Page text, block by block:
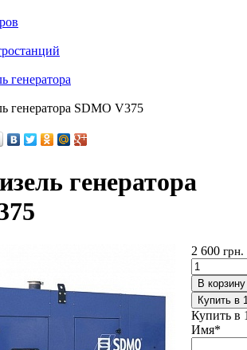
генератора
генератора SDMO V375
генератора
2 600 грн.
В корзину
Купить в
Купить в
Имя*